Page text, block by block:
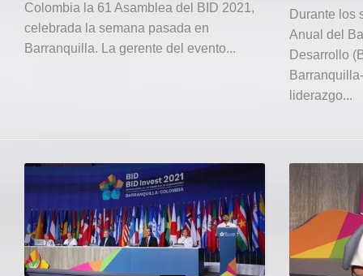
Instagram
Registro ISSN: 2711-3299
Colombia la 61 Asamblea del BID 2021,
celebrada la semana pasada en
Barranquilla. La gerente del evento...
Durante los
Anual del
Desarrollo
liderazgo...